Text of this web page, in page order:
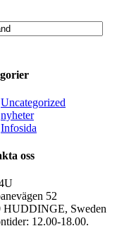
Uncategorized
nyheter
Infosida
oss
52
HUDDINGE, Sweden
12.00-18.00.